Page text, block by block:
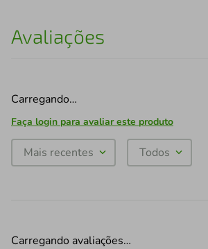
Avaliações
Carregando…
Faça login para avaliar este produto
Mais recentes Todos
Carregando avaliações…